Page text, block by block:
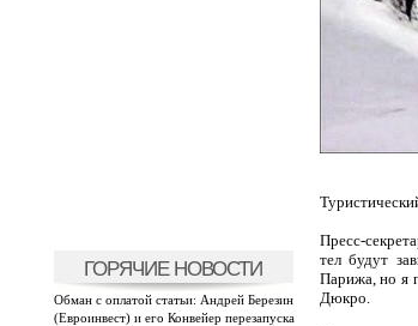
ГОРЯЧИЕ НОВОСТИ
Обман с оплатой статьи: Андрей Березин
(Евроинвест) и его Конвейер перезапуска
Пресс-
тел будут
Парижа, но я
Дюкро.